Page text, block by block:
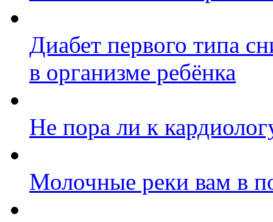
Диабет первого типа
в организме ребёнка
Не пора ли к
Молочные реки вам в